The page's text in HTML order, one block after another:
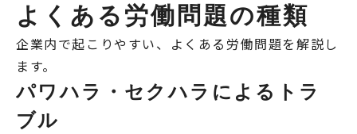
よくある労働問題の種類
企業内で起こりやすい、よくある労働問題を解説し
ます。
パワハラ・セクハラによるトラ
ブル